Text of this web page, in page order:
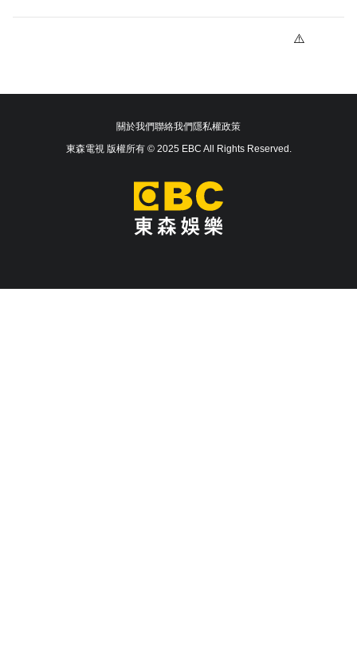
關於我們聯絡我們隱私權政策
東森電視 版權所有 © 2025 EBC All Rights Reserved.